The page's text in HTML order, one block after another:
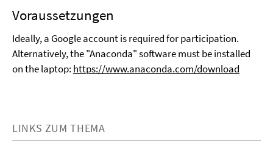
Voraussetzungen
Ideally, a Google account is required for participation.
Alternatively, the "Anaconda" software must be installed
on the laptop: https://www.anaconda.com/download
LINKS ZUM THEMA